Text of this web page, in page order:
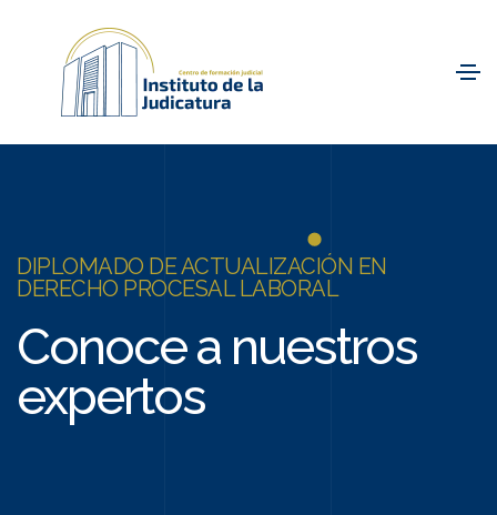
DIPLOMADO DE ACTUALIZACIÓN EN
DERECHO PROCESAL LABORAL
Conoce a nuestros
expertos